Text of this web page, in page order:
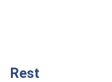
Rest